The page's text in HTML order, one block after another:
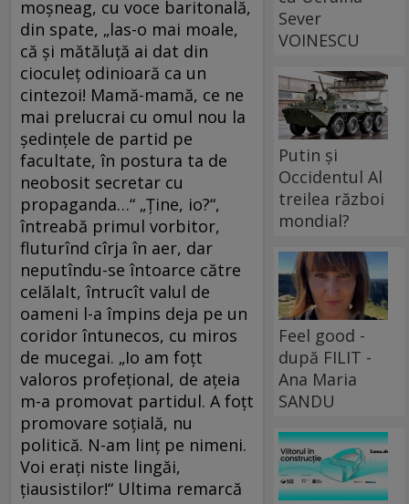
moșneag, cu voce baritonală,
din spate, „las-o mai moale,
că și mătăluță ai dat din
cioculeț odinioară ca un
cintezoi! Mamă-mamă, ce ne
mai prelucrai cu omul nou la
ședințele de partid pe
facultate, în postura ta de
neobosit secretar cu
propaganda…“ „Ține, io?“,
întreabă primul vorbitor,
fluturînd cîrja în aer, dar
neputîndu-se întoarce către
celălalt, întrucît valul de
oameni l-a împins deja pe un
coridor întunecos, cu miros
de mucegai. „Io am foțt
valoros profețional, de ațeia
m-a promovat partidul. A foțt
promovare soțială, nu
politică. N-am linț pe nimeni.
Voi erați niste lingăi,
țiausistilor!“ Ultima remarcă
Sever
VOINESCU
Putin și
Occidentul Al
treilea război
mondial?
Feel good -
după FILIT -
Ana Maria
SANDU